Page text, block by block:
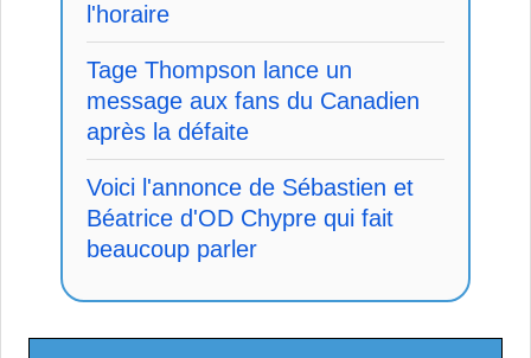
l'horaire
Tage Thompson lance un
message aux fans du Canadien
après la défaite
Voici l'annonce de Sébastien et
Béatrice d'OD Chypre qui fait
beaucoup parler